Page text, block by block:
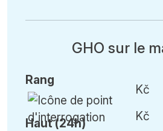
GHO sur le
Rang
Haut (24h)
Kč
Kč